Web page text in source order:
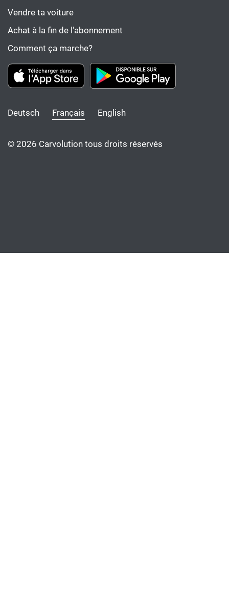
Vendre ta voiture
Achat à la fin de l'abonnement
Comment ça marche?
Deutsch Français English
© 2026 Carvolution tous droits réservés